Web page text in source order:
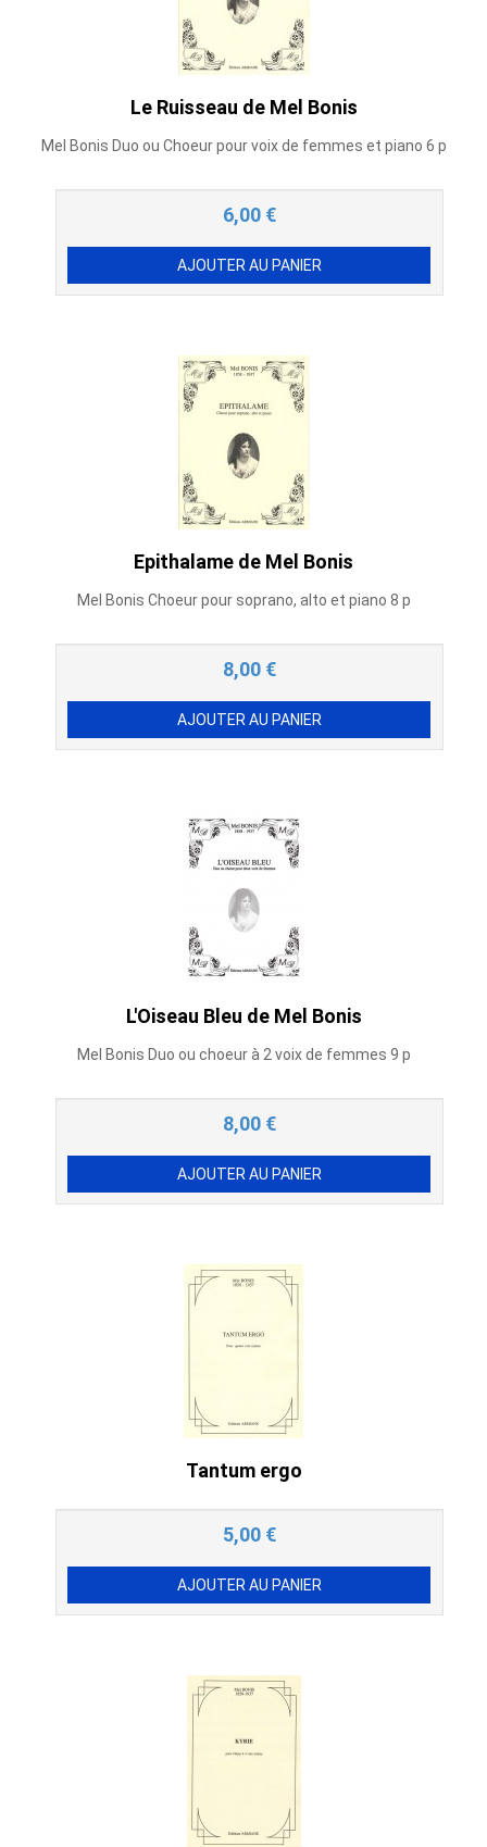
Le Ruisseau de Mel Bonis
Mel Bonis Duo ou Choeur pour voix de femmes et piano 6 p
6,00 €
Epithalame de Mel Bonis
Mel Bonis Choeur pour soprano, alto et piano 8 p
8,00 €
L'Oiseau Bleu de Mel Bonis
Mel Bonis Duo ou choeur à 2 voix de femmes 9 p
8,00 €
Tantum ergo
5,00 €